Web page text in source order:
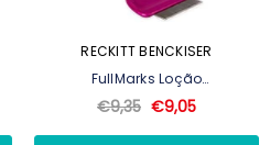
RECKITT BENCKISER
FullMarks Loção
Piolhos/Lêndeas 100ml
€9,35 €9,05